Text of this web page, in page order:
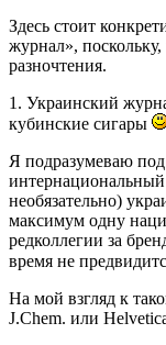
Здесь стоит
журнал», поскольку,
разночтения.
1. Украинский
кубинские сигары
Я подразумеваю
необязательно)
максимум одну
редколлегии за
время не
На мой взгляд к
J.Chem. или